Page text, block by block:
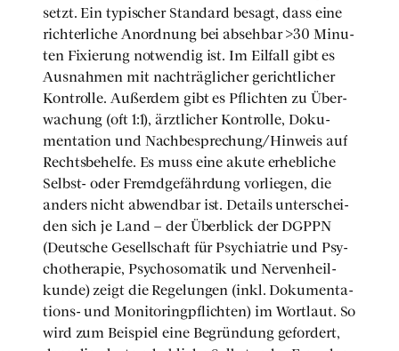
setzt. Ein typi­scher Stan­dard besagt, dass eine
rich­ter­li­che Anord­nung bei abseh­bar >30 Minu­
ten Fixie­rung not­wen­dig ist. Im Eil­fall gibt es
Aus­nah­men mit nach­träg­li­cher gericht­li­cher
Kon­trol­le. Außer­dem gibt es Pflich­ten zu Über­
wa­chung (oft 1:1), ärzt­li­cher Kon­trol­le, Doku­
men­ta­ti­on und Nachbesprechung/Hinweis auf
Rechts­be­hel­fe. Es muss eine aku­te erheb­li­che
Selbst- oder Fremd­ge­fähr­dung vor­lie­gen, die
anders nicht abwend­bar ist. Details unter­schei­
den sich je Land – der Über­blick der DGPPN
(Deut­sche Gesell­schaft für Psych­ia­trie und Psy­
cho­the­ra­pie, Psy­cho­so­ma­tik und Ner­ven­heil­
kun­de) zeigt die Rege­lun­gen (inkl. Doku­men­ta­
ti­ons- und Moni­to­ring­pflich­ten) im Wort­laut. So
wird zum Bei­spiel eine Begrün­dung gefor­dert,